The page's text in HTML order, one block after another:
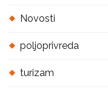
Novosti
poljoprivreda
turizam